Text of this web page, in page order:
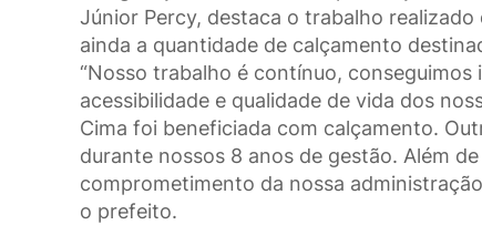
Júnior Percy, destaca o trabalho
ainda a quantidade de calçamento
“Nosso trabalho é contínuo,
acessibilidade e qualidade de vida dos
Cima foi beneficiada com calçamento.
durante nossos 8 anos de gestão. Além
comprometimento da nossa
o prefeito.